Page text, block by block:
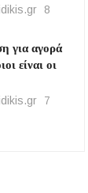
8
για αγορά
είναι οι
7